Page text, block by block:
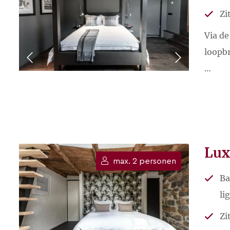
Guido
Als chef en als handyman heeft hij
sociaal en altijd tijd voor een praatje.
Via
…
max. 2 personen